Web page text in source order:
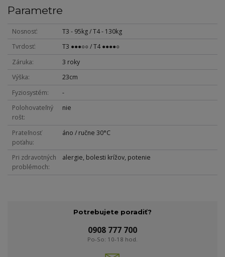
Parametre
Nosnosť
T3 - 95kg / T4 - 130kg
Tvrdosť
T3 ●●●○○ / T4 ●●●●○
Záruka
3 roky
Výška
23cm
Fyziosystém
-
Polohovateľný
rošt
nie
Prateľnosť
poťahu
áno / ručne 30°C
Pri zdravotných
problémoch
alergie, bolesti krížov, potenie
Potrebujete poradiť?
0908 777 700
Po-So: 10-18 hod.